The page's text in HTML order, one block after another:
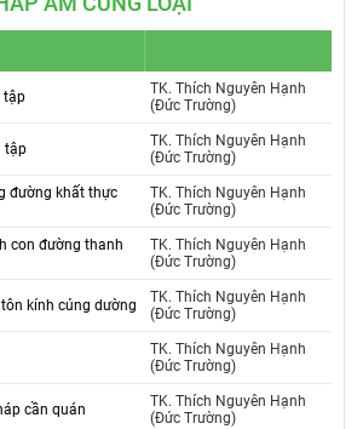
tập
TK. Thích Nguyên Hạnh
(Đức Trường)
tập
TK. Thích Nguyên Hạnh
(Đức Trường)
đường khất thực
TK. Thích Nguyên Hạnh
(Đức Trường)
con đường thanh
TK. Thích Nguyên Hạnh
(Đức Trường)
kính cúng dường
TK. Thích Nguyên Hạnh
(Đức Trường)
TK. Thích Nguyên Hạnh
(Đức Trường)
cần quán
TK. Thích Nguyên Hạnh
(Đức Trường)